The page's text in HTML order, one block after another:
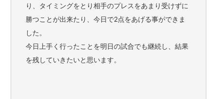
り、タイミングをとり相手のプレスをあまり受けずに
勝つことが出来たり、今日で2点をあげる事ができま
した。
今日上手く行ったことを明日の試合でも継続し、結果
を残していきたいと思います。